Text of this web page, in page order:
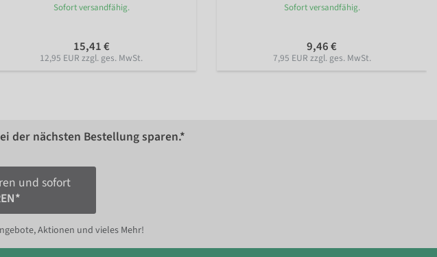
Sofort versandfähig.
15,41 €
12,95 EUR zzgl. ges. MwSt.
Sofort versandfähig.
9,46 €
7,95 EUR zzgl. ges. MwSt.
der nächsten Bestellung sparen.*
und sofort
Aktionen und vieles Mehr!